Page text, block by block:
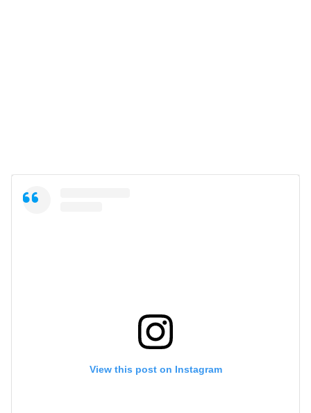
View this post on Instagram